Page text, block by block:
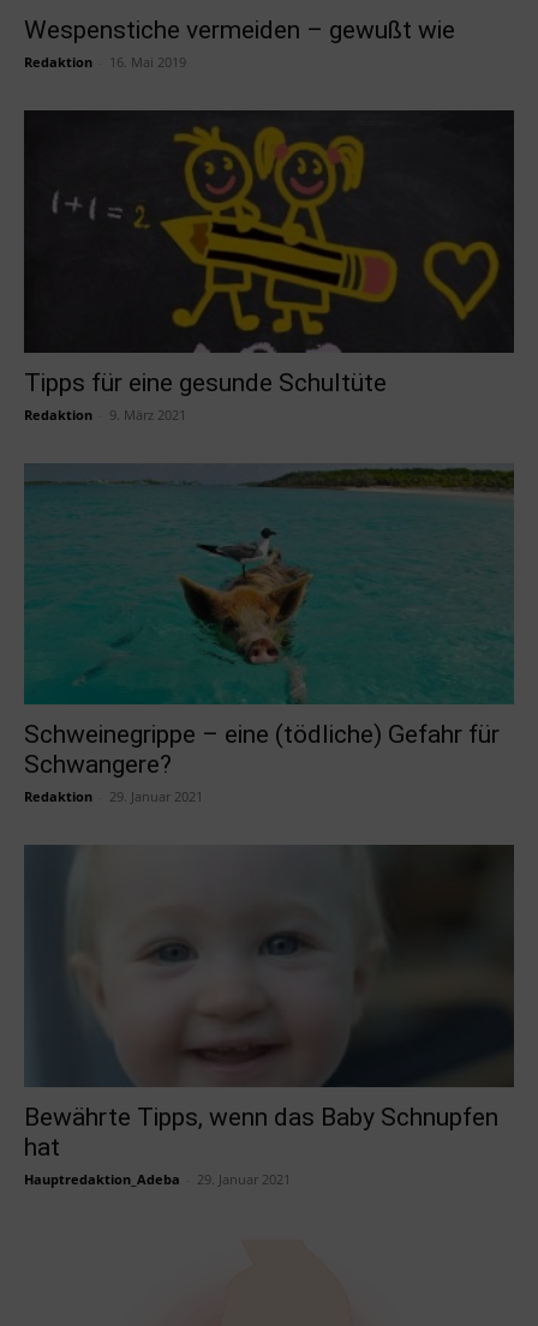
Wespenstiche vermeiden – gewußt wie
Redaktion 16. Mai 2019
Tipps für eine gesunde Schultüte
Redaktion 9. März 2021
Schweinegrippe – eine (tödliche) Gefahr für
Schwangere?
Redaktion 29. Januar 2021
Bewährte Tipps, wenn das Baby Schnupfen
hat
Hauptredaktion_Adeba 29. Januar 2021